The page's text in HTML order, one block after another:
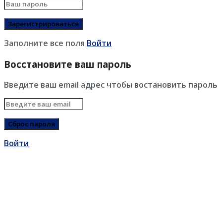
Заполните все поля Войти
Восстановите ваш пароль
Введите ваш email адрес чтобы востановить пароль
Войти